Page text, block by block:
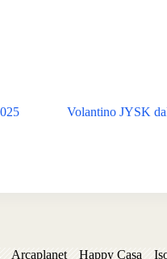
Volantino JYSK
Arcaplanet Happy Casa